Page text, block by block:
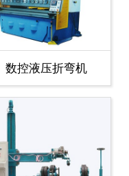
数控液压折弯机